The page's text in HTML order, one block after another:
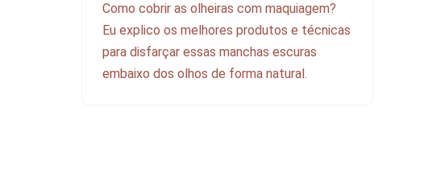
Como cobrir as olheiras com maquiagem?
Eu explico os melhores produtos e técnicas
para disfarçar essas manchas escuras
embaixo dos olhos de forma natural.